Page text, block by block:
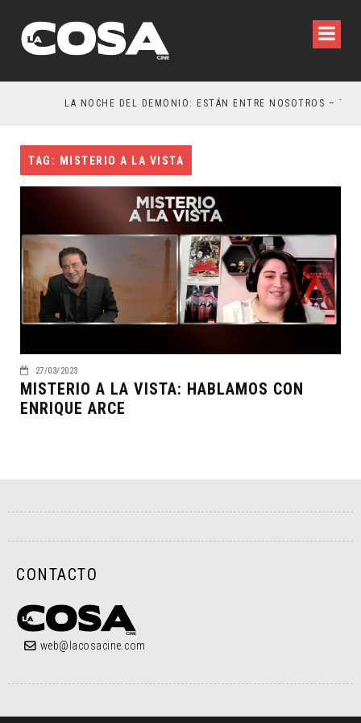
TAG: MISTERIO A LA VISTA
27/03/2023
MISTERIO A LA VISTA: HABLAMOS CON
ENRIQUE ARCE
CONTACTO
web@lacosacine.com